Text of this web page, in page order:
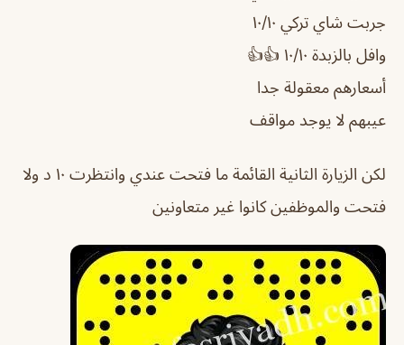
جربت شاي تركي ١٠/١٠
وافل بالزبدة ١٠/١٠ 👍👍
أسعارهم معقولة جدا
عيبهم لا يوجد مواقف
لكن الزيارة الثانية القائمة ما فتحت عندي وانتظرت ١٠ د ولا
فتحت والموظفين كانوا غير متعاونين